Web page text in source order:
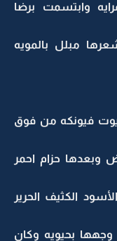
وابتسمت برضا
مبلل بالمويه
فيونكه من فوق
حزام احمر
الكثيف الحرير
وجهها بحيويه وكان